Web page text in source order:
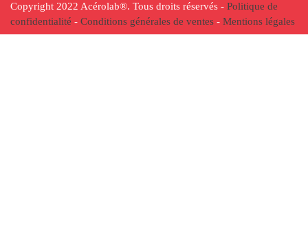
Copyright 2022 Acérolab®. Tous droits réservés - Politique de
confidentialité - Conditions générales de ventes - Mentions légales